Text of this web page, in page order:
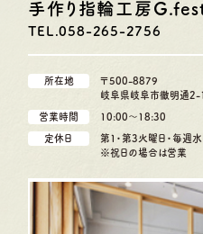
手作り指輪工房
TEL.058-265-2756
所在地
〒500-8879
岐阜県岐阜市徹明通2-1
営業時間 10:00〜18:30
定休日
第1・第3火曜日・毎週水
※祝日の場合は営業